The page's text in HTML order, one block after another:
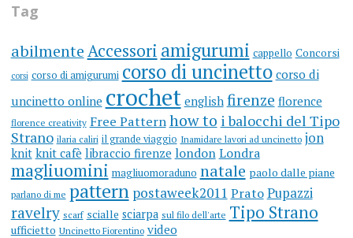
Tag
abilmenteAccessori amigurumi cappello Concorsi
corsi corso di amigurumi corso di uncinetto corso di
uncinetto online crochet english firenze florence
florence creativity Free Pattern how to i balocchi del Tipo
Strano ilaria caliri il grande viaggio Inamidare lavori ad uncinetto jon
knit knit cafè libraccio firenze london Londra
magliuomini magliuomoraduno natale paolo dalle piane
parlano di me pattern postaweek2011 Prato Pupazzi
ravelry scarf scialle sciarpa sul filo dell'arte Tipo Strano
ufficietto Uncinetto Fiorentino video